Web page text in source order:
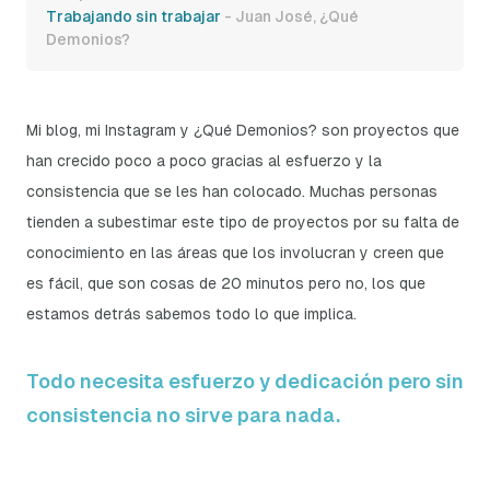
Trabajando sin trabajar - Juan José, ¿Qué
Demonios?
Mi blog, mi Instagram y ¿Qué Demonios? son proyectos que
han crecido poco a poco gracias al esfuerzo y la
consistencia que se les han colocado. Muchas personas
tienden a subestimar este tipo de proyectos por su falta de
conocimiento en las áreas que los involucran y creen que
es fácil, que son cosas de 20 minutos pero no, los que
estamos detrás sabemos todo lo que implica.
Todo necesita esfuerzo y dedicación pero sin
consistencia no sirve para nada.